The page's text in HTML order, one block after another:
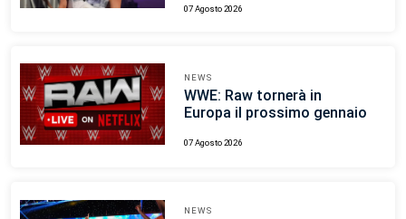
07 Agosto 2026
NEWS
WWE: Raw tornerà in
Europa il prossimo gennaio
07 Agosto 2026
NEWS